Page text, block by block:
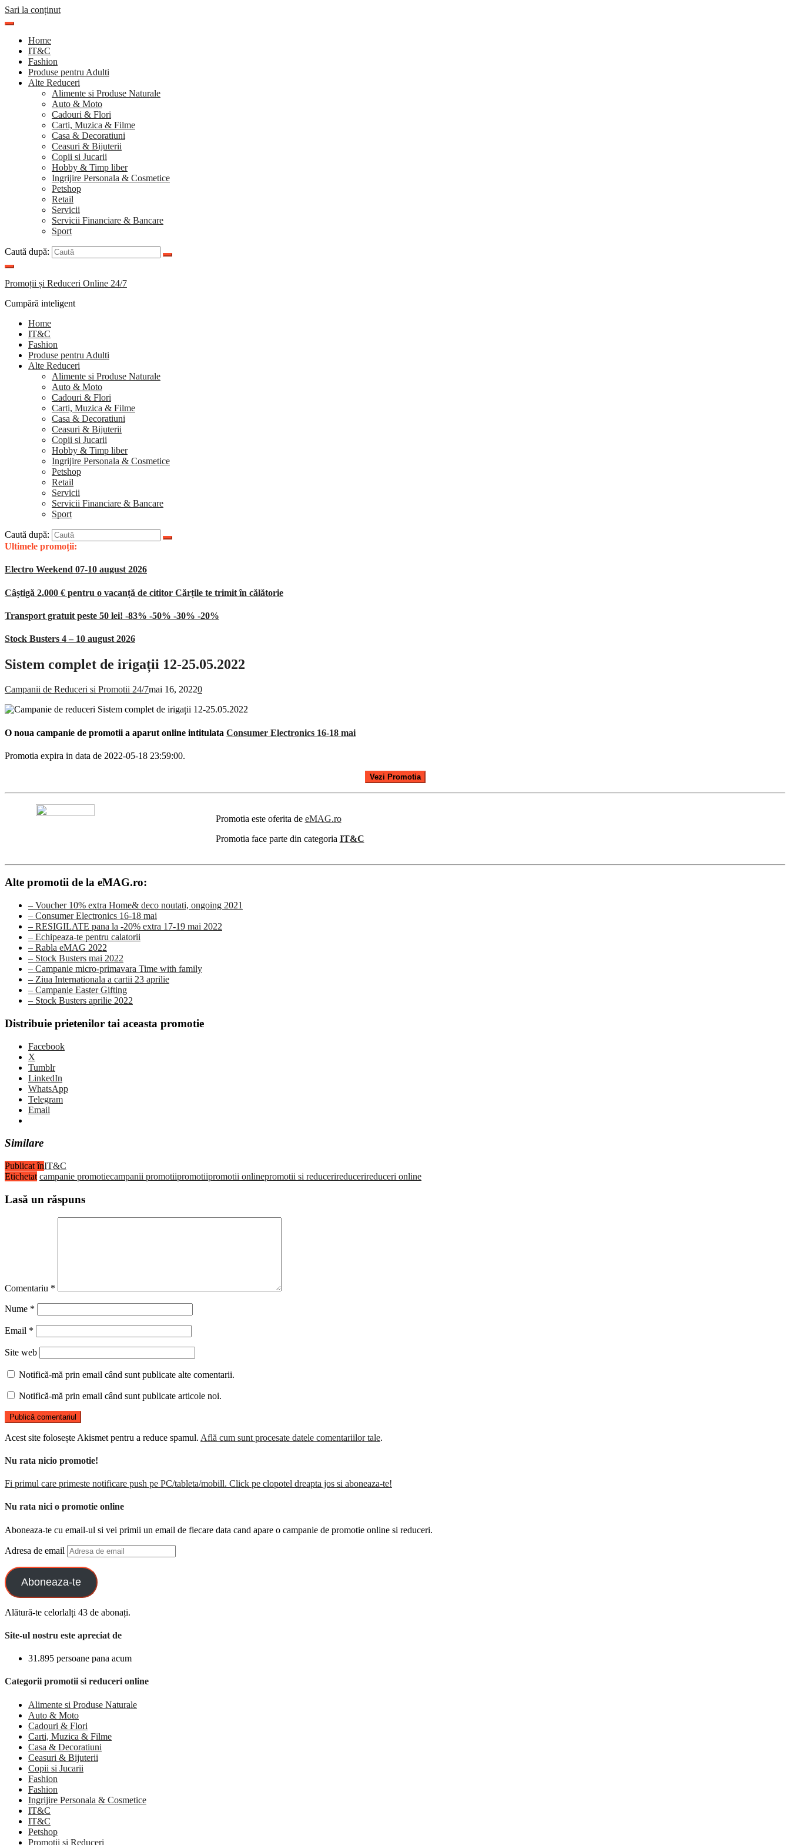
Sari la conținut
Home
IT&C
Fashion
Produse pentru Adulti
Alte Reduceri
Alimente si Produse Naturale
Auto & Moto
Cadouri & Flori
Carti, Muzica & Filme
Casa & Decoratiuni
Ceasuri & Bijuterii
Copii si Jucarii
Hobby & Timp liber
Ingrijire Personala & Cosmetice
Petshop
Retail
Servicii
Servicii Financiare & Bancare
Sport
Caută după:
Promoții și Reduceri Online 24/7
Cumpără inteligent
Home
IT&C
Fashion
Produse pentru Adulti
Alte Reduceri
Alimente si Produse Naturale
Auto & Moto
Cadouri & Flori
Carti, Muzica & Filme
Casa & Decoratiuni
Ceasuri & Bijuterii
Copii si Jucarii
Hobby & Timp liber
Ingrijire Personala & Cosmetice
Petshop
Retail
Servicii
Servicii Financiare & Bancare
Sport
Caută după:
Ultimele promoții:
Electro Weekend 07-10 august 2026
Câștigă 2.000 € pentru o vacanță de cititor Cărțile te trimit în călătorie
Transport gratuit peste 50 lei! -83% -50% -30% -20%
Stock Busters 4 – 10 august 2026
Sistem complet de irigații 12-25.05.2022
Campanii de Reduceri si Promotii 24/7mai 16, 20220
O noua campanie de promotii a aparut online intitulata Consumer Electronics 16-18 mai
Promotia expira in data de 2022-05-18 23:59:00.
Vezi Promotia
Promotia este oferita de eMAG.ro
Promotia face parte din categoria IT&C
Alte promotii de la eMAG.ro:
– Voucher 10% extra Home& deco noutati, ongoing 2021
– Consumer Electronics 16-18 mai
– RESIGILATE pana la -20% extra 17-19 mai 2022
– Echipeaza-te pentru calatorii
– Rabla eMAG 2022
– Stock Busters mai 2022
– Campanie micro-primavara Time with family
– Ziua Internationala a cartii 23 aprilie
– Campanie Easter Gifting
– Stock Busters aprilie 2022
Distribuie prietenilor tai aceasta promotie
Facebook
X
Tumblr
LinkedIn
WhatsApp
Telegram
Email
Similare
Publicat înIT&C
Etichetat campanie promotiecampanii promotiipromotiipromotii onlinepromotii si reducerireducerireduceri online
Lasă un răspuns
Comentariu *
Nume *
Email *
Site web
Notifică-mă prin email când sunt publicate alte comentarii.
Notifică-mă prin email când sunt publicate articole noi.
Acest site folosește Akismet pentru a reduce spamul. Află cum sunt procesate datele comentariilor tale.
Nu rata nicio promotie!
Fi primul care primeste notificare push pe PC/tableta/mobill. Click pe clopotel dreapta jos si aboneaza-te!
Nu rata nici o promotie online
Aboneaza-te cu email-ul si vei primii un email de fiecare data cand apare o campanie de promotie online si reduceri.
Adresa de email
Aboneaza-te
Alătură-te celorlalți 43 de abonați.
Site-ul nostru este apreciat de
31.895 persoane pana acum
Categorii promotii si reduceri online
Alimente si Produse Naturale
Auto & Moto
Cadouri & Flori
Carti, Muzica & Filme
Casa & Decoratiuni
Ceasuri & Bijuterii
Copii si Jucarii
Fashion
Fashion
Ingrijire Personala & Cosmetice
IT&C
IT&C
Petshop
Promotii si Reduceri